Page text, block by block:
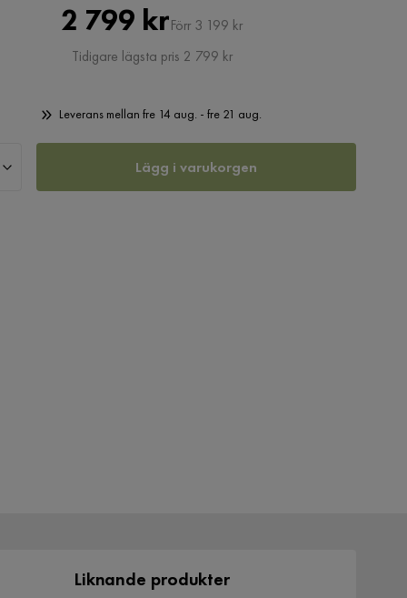
Pris
2 799 krOriginal
Pris
Förr 3 199 kr
Tidigare lägsta pris 2 799 kr
Leverans mellan fre 14 aug. - fre 21 aug.
Lägg i varukorgen
Liknande produkter